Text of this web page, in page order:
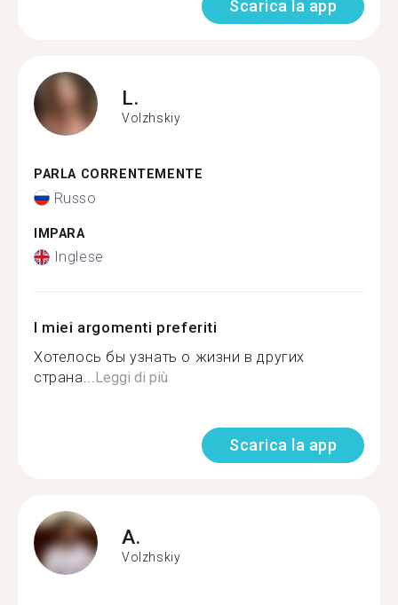
Scarica la app
L.
Volzhskiy
PARLA CORRENTEMENTE
Russo
IMPARA
Inglese
I miei argomenti preferiti
Хотелось бы узнать о жизни в других
страна...Leggi di più
Scarica la app
A.
Volzhskiy